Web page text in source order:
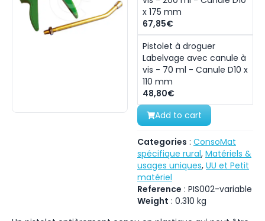
x 175 mm
67,85€
Pistolet à droguer
Labelvage avec canule à
vis - 70 ml - Canule D10 x
110 mm
48,80€
Add to cart
Categories : ConsoMat
spécifique rural, Matériels &
usages uniques, UU et Petit
matériel
Reference : PIS002-variable
Weight : 0.310 kg